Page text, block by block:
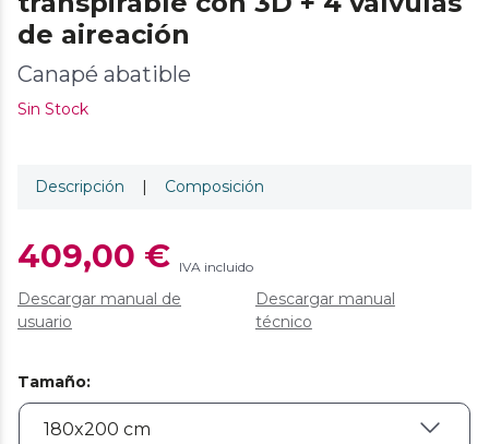
de aireación
Canapé abatible
Sin Stock
Descripción | Composición
409,00 € IVA incluido
Descargar manual de
usuario
Descargar manual
técnico
Tamaño: